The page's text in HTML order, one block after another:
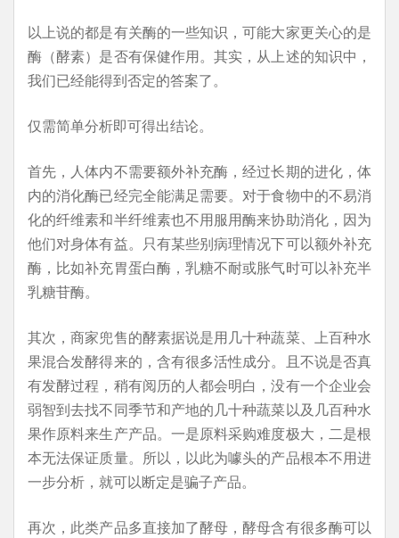
以上说的都是有关酶的一些知识，可能大家更关心的是
酶（酵素）是否有保健作用。其实，从上述的知识中，
我们已经能得到否定的答案了。
仅需简单分析即可得出结论。
首先，人体内不需要额外补充酶，经过长期的进化，体
内的消化酶已经完全能满足需要。对于食物中的不易消
化的纤维素和半纤维素也不用服用酶来协助消化，因为
他们对身体有益。只有某些别病理情况下可以额外补充
酶，比如补充胃蛋白酶，乳糖不耐或胀气时可以补充半
乳糖苷酶。
其次，商家兜售的酵素据说是用几十种蔬菜、上百种水
果混合发酵得来的，含有很多活性成分。且不说是否真
有发酵过程，稍有阅历的人都会明白，没有一个企业会
弱智到去找不同季节和产地的几十种蔬菜以及几百种水
果作原料来生产产品。一是原料采购难度极大，二是根
本无法保证质量。所以，以此为噱头的产品根本不用进
一步分析，就可以断定是骗子产品。
再次，此类产品多直接加了酵母，酵母含有很多酶可以